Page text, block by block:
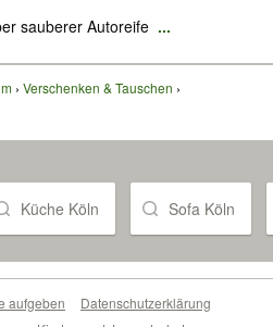
sauberer Autoreife ...
Verschenken & Tauschen
Küche Köln Sofa Köln
aufgeben
Datenschutzerklärung